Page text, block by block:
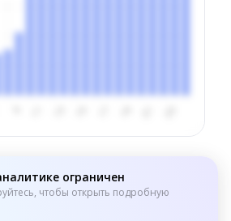
ограничен
чтобы открыть подробную